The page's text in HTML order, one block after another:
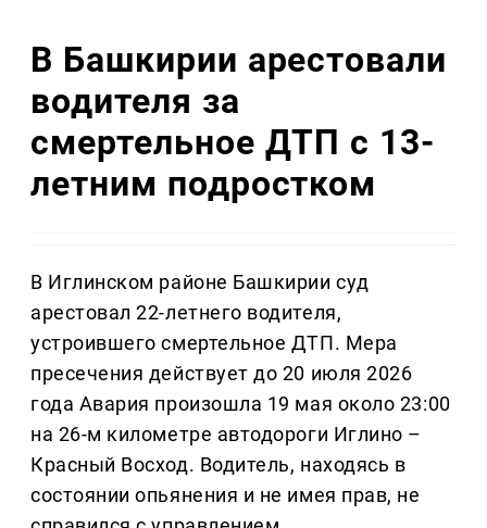
В Башкирии арестовали
водителя за
смертельное ДТП с 13-
летним подростком
В Иглинском районе Башкирии суд
арестовал 22-летнего водителя,
устроившего смертельное ДТП. Мера
пресечения действует до 20 июля 2026
года Авария произошла 19 мая около 23:00
на 26-м километре автодороги Иглино –
Красный Восход. Водитель, находясь в
состоянии опьянения и не имея прав, не